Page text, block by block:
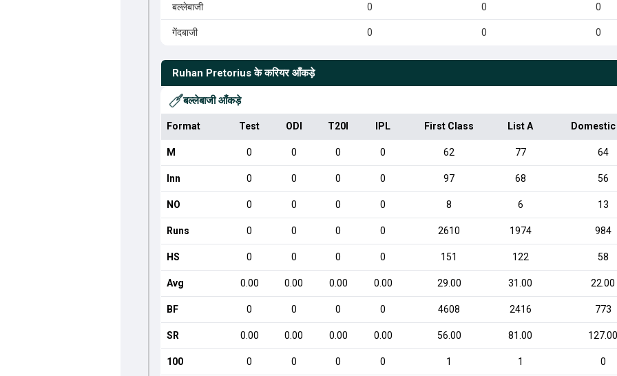
बल्लेबाजी 0 0 0
गेंदबाजी 0 0 0
Ruhan Pretorius के करियर आँकड़े
बल्लेबाजी आँकड़े
Format Test ODI T20I IPL First Class List A
M 0 0 0 0 62 77 64
Inn 0 0 0 0 97 68 56
NO 0 0 0 0 8 6 13
Runs 0 0 0 0 2610 1974 984
HS 0 0 0 0 151 122 58
Avg 0.00 0.00 0.00 0.00 29.00 31.00 22.00
BF 0 0 0 0 4608 2416 773
SR 0.00 0.00 0.00 0.00 56.00 81.00
100 0 0 0 0 1 1 0